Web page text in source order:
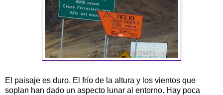
El paisaje es duro. El frío de la altura y los vientos que
soplan han dado un aspecto lunar al entorno. Hay poca